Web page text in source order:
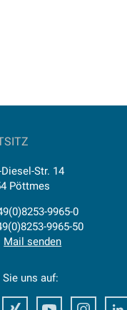
Str. 14
Pöttmes
9965-0
9965-50
Mail senden
Sie uns auf:
FacebookXing Youtube